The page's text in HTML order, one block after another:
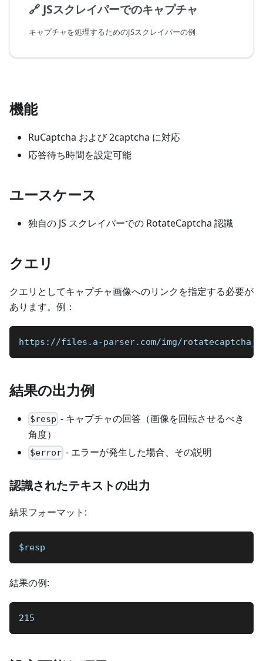
🔗 JSスクレイパーでのキャプチャ
キャプチャを処理するためのJSスクレイパーの例
機能
RuCaptcha および 2captcha に対応
応答待ち時間を設定可能
ユースケース
独自の JS スクレイパーでの RotateCaptcha 認識
クエリ
クエリとしてキャプチャ画像へのリンクを指定する必要が
あります。例：
https://files.a-parser.com/img/
結果の出力例
$resp - キャプチャの回答（画像を回転させるべき
角度）
$error - エラーが発生した場合、その説明
認識されたテキストの出力
結果フォーマット:
$resp
結果の例:
215